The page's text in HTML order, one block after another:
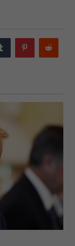
Tumblr Pinterest